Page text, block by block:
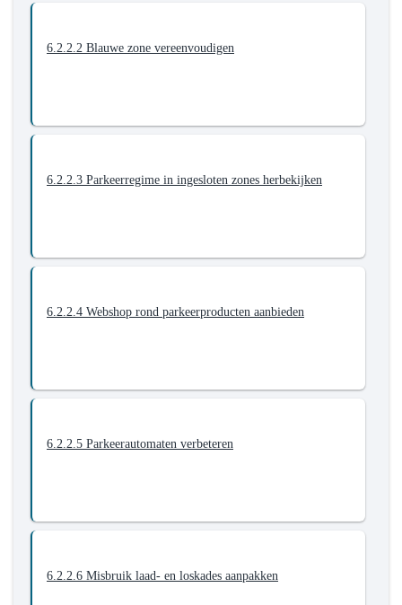
parkeerregimes
verbeteren
6.2.2.2 Blauwe zone vereenvoudigen
6.2.2.3 Parkeerregime in ingesloten zones herbekijken
6.2.2.4 Webshop rond parkeerproducten aanbieden
6.2.2.5 Parkeerautomaten verbeteren
6.2.2.6 Misbruik laad- en loskades aanpakken